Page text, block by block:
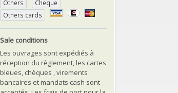
Others
Cheque
Others cards
Sale conditions
Les ouvrages sont expédiés à
réception du règlement, les cartes
bleues, chèques , virements
bancaires et mandats cash sont